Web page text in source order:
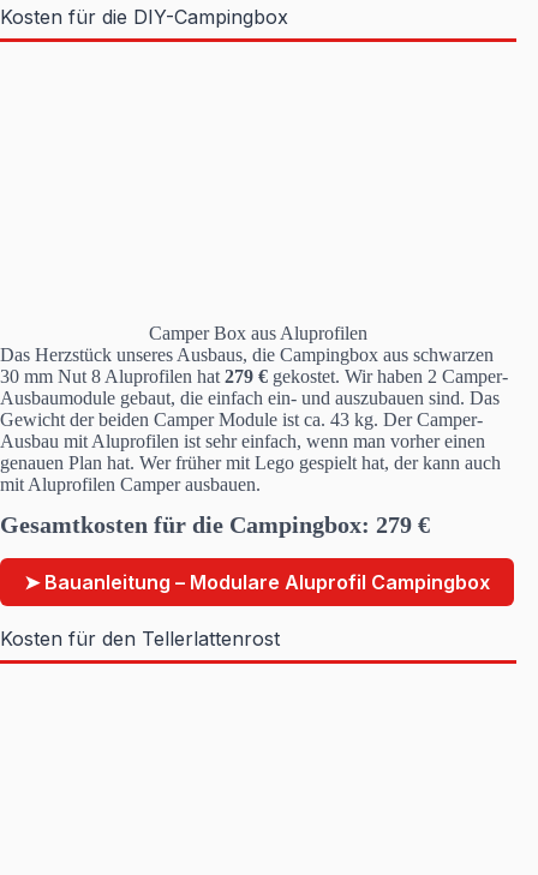
Kosten für die DIY-Campingbox
Camper Box aus Aluprofilen
Das Herzstück unseres Ausbaus, die Campingbox aus schwarzen
30 mm Nut 8 Aluprofilen hat 279 € gekostet. Wir haben 2 Camper-
Ausbaumodule gebaut, die einfach ein- und auszubauen sind. Das
Gewicht der beiden Camper Module ist ca. 43 kg. Der Camper-
Ausbau mit Aluprofilen ist sehr einfach, wenn man vorher einen
genauen Plan hat. Wer früher mit Lego gespielt hat, der kann auch
mit Aluprofilen Camper ausbauen.
Gesamtkosten für die Campingbox: 279 €
➤ Bauanleitung – Modulare Aluprofil Campingbox
Kosten für den Tellerlattenrost